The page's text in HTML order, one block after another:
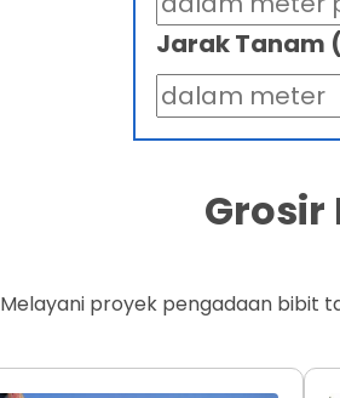
Jarak Tanam
Grosir
Melayani proyek pengadaan bibit